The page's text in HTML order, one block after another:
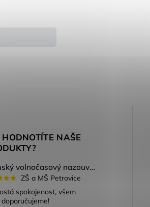
HODNOTÍTE NAŠE
Dámský volnočasový nazouvák ARDON®JUNO - růžová
ZŠ a MŠ Petrovice
spokojenost, všem